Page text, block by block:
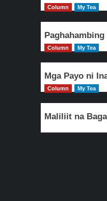
Column My Tea
Column My Tea
Mga Payo ni
Column My Tea
Maliliit na